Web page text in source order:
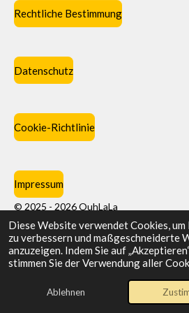
Diese Website verwendet Cookies, um
zu verbessern und maßgeschneiderte
anzuzeigen. Indem Sie auf
stimmen Sie der Verwendung aller
Ablehnen
Rechtliche Bestimmung
Datenschutz
Cookie-Richtlinie
Impressum
© 2025 - 2026 OuhLaLa
Mit Unterstützung vonWebador
E-Mail Telefon